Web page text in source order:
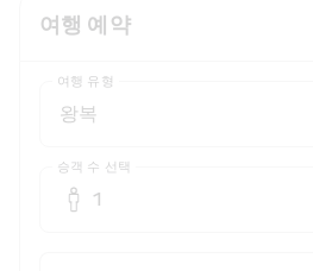
여행 예약
여행 유형
승객 수 선택
1